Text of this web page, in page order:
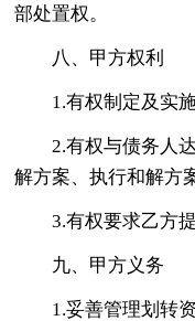
部处置权。
八、甲方权利
1.有权制定及实
2.有权与债务人
解方案、执行和解方
3.有权要求乙方
九、甲方义务
1.妥善管理划转